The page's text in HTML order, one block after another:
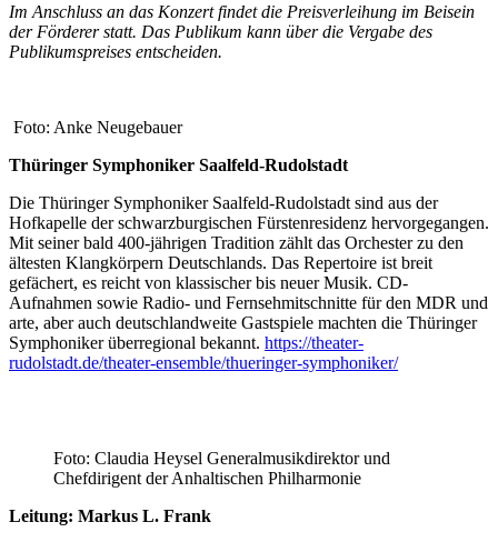
Im Anschluss an das Konzert findet die Preisverleihung im Beisein
der Förderer statt. Das Publikum kann über die Vergabe des
Publikumspreises entscheiden.
Foto: Anke Neugebauer
Thüringer Symphoniker Saalfeld-Rudolstadt
Die Thüringer Symphoniker Saalfeld-Rudolstadt sind aus der
Hofkapelle der schwarzburgischen Fürstenresidenz hervorgegangen.
Mit seiner bald 400-jährigen Tradition zählt das Orchester zu den
ältesten Klangkörpern Deutschlands. Das Repertoire ist breit
gefächert, es reicht von klassischer bis neuer Musik. CD-
Aufnahmen sowie Radio- und Fernsehmitschnitte für den MDR und
arte, aber auch deutschlandweite Gastspiele machten die Thüringer
Symphoniker überregional bekannt. https://theater-
rudolstadt.de/theater-ensemble/thueringer-symphoniker/
Foto: Claudia Heysel Generalmusikdirektor und
Chefdirigent der Anhaltischen Philharmonie
Leitung: Markus L. Frank